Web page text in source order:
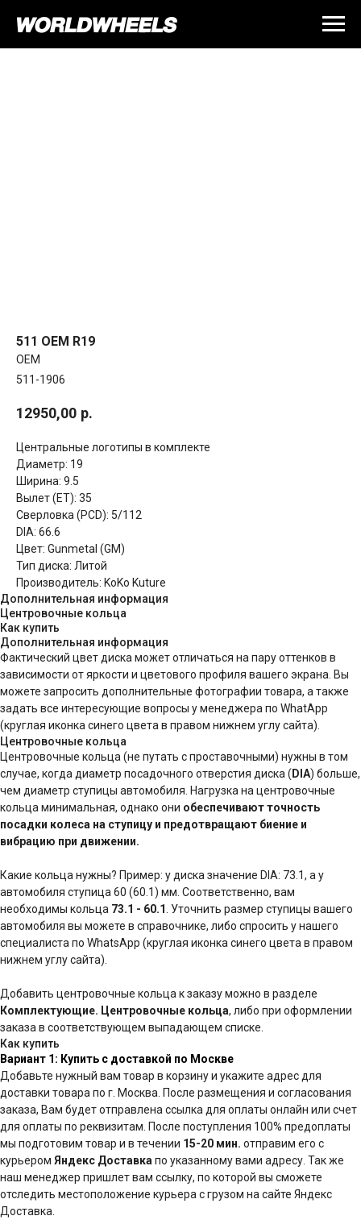
511 OEM R19
OEM
511-1906
12950,00 р.
Центральные логотипы в комплекте
Диаметр: 19
Ширина: 9.5
Вылет (ET): 35
Сверловка (PCD): 5/112
DIA: 66.6
Цвет: Gunmetal (GM)
Тип диска: Литой
Производитель: KoKo Kuture
Дополнительная информация
Центровочные кольца
Как купить
Дополнительная информация
Фактический цвет диска может отличаться на пару оттенков в
зависимости от яркости и цветового профиля вашего экрана. Вы
можете запросить дополнительные фотографии товара, а также
задать все интересующие вопросы у менеджера по WhatApp
(круглая иконка синего цвета в правом нижнем углу сайта).
Центровочные кольца
Центровочные кольца (не путать с проставочными) нужны в том
случае, когда диаметр посадочного отверстия диска ( DIA) больше,
чем диаметр ступицы автомобиля. Нагрузка на центровочные
кольца минимальная, однако они обеспечивают точность
посадки колеса на ступицу и предотвращают биение и
вибрацию при движении.
Какие кольца нужны? Пример: у диска значение DIA: 73.1, а у
автомобиля ступица 60 (60.1) мм. Соответственно, вам
необходимы кольца 73.1 - 60.1. Уточнить размер ступицы вашего
автомобиля вы можете в справочнике, либо спросить у нашего
специалиста по WhatsApp (круглая иконка синего цвета в правом
нижнем углу сайта).
Добавить центровочные кольца к заказу можно в разделе
Комплектующие. Центровочные кольца, либо при оформлении
заказа в соответствующем выпадающем списке.
Как купить
Вариант 1: Купить с доставкой по Москве
Добавьте нужный вам товар в корзину и укажите адрес для
доставки товара по г. Москва. После размещения и согласования
заказа, Вам будет отправлена ссылка для оплаты онлайн или счет
для оплаты по реквизитам. После поступления 100% предоплаты
мы подготовим товар и в течении 15-20 мин. отправим его с
курьером Яндекс Доставкапо указанному вами адресу. Так же
наш менеджер пришлет вам ссылку, по которой вы сможете
отследить местоположение курьера с грузом на сайте Яндекс
Доставка.